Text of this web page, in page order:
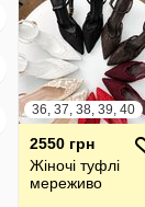
36, 37, 38, 39, 40
2550 грн
Жіночі туфлі
мереживо